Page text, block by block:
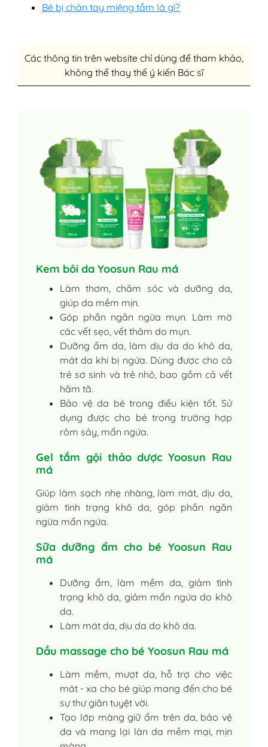
Bé bị chân tay miệng tắm lá gì?
Các thông tin trên website chỉ dùng để tham khảo,
không thể thay thế ý kiến Bác sĩ
Kem bôi da Yoosun Rau má
Làm thơm, chăm sóc và dưỡng da,
giúp da mềm mịn.
Góp phần ngăn ngừa mụn. Làm mờ
các vết sẹo, vết thâm do mụn.
Dưỡng ẩm da, làm dịu da do khô da,
mát da khi bị ngứa. Dùng được cho cả
trẻ sơ sinh và trẻ nhỏ, bao gồm cả vết
hăm tã.
Bảo vệ da bé trong điều kiện tốt. Sử
dụng được cho bé trong trường hợp
rôm sảy, mẩn ngứa.
Gel tắm gội thảo dược Yoosun Rau
má
Giúp làm sạch nhẹ nhàng, làm mát, dịu da,
giảm tình trạng khô da, góp phần ngăn
ngừa mẩn ngứa.
Sữa dưỡng ẩm cho bé Yoosun Rau
má
Dưỡng ẩm, làm mềm da, giảm tình
trạng khô da, giảm mẩn ngứa do khô
da.
Làm mát da, dịu da do khô da.
Dầu massage cho bé Yoosun Rau má
Làm mềm, mượt da, hỗ trợ cho việc
mát - xa cho bé giúp mang đến cho bé
sự thư giãn tuyệt vời.
Tạo lớp màng giữ ẩm trên da, bảo vệ
da và mang lại làn da mềm mại, mịn